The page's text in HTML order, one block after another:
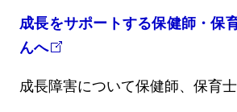
成長をサポートする保健師・保
んへ
成長障害について保健師、保育